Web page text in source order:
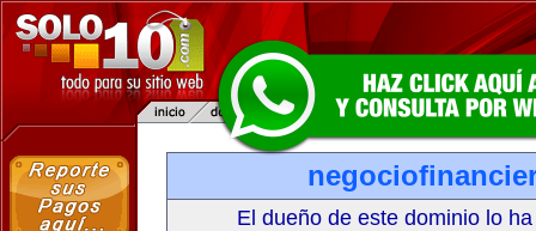
El dueño de este dominio lo